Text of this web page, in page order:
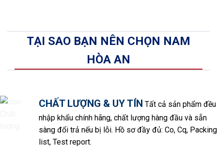
TẠI SAO BẠN NÊN CHỌN NAM
HÒA AN
CHẤT LƯỢNG & UY TÍN Tất cả sản phẩm đều
nhập khẩu chính hãng, chất lượng hàng đầu và sẵn
sàng đổi trả nếu bị lỗi. Hồ sơ đầy đủ: Co, Cq, Packing
list, Test report.